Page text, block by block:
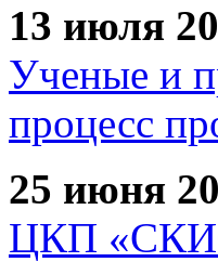
13 июля
Ученые и
процесс
25 июня
ЦКП